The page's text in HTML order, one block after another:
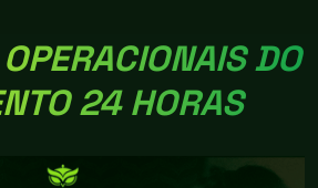
DO
24 HORAS